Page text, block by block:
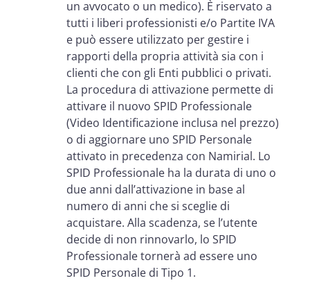
un avvocato o un medico). È riservato a
tutti i liberi professionisti e/o Partite IVA
e può essere utilizzato per gestire i
rapporti della propria attività sia con i
clienti che con gli Enti pubblici o privati.
La procedura di attivazione permette di
attivare il nuovo SPID Professionale
(Video Identificazione inclusa nel prezzo)
o di aggiornare uno SPID Personale
attivato in precedenza con Namirial. Lo
SPID Professionale ha la durata di uno o
due anni dall’attivazione in base al
numero di anni che si sceglie di
acquistare. Alla scadenza, se l’utente
decide di non rinnovarlo, lo SPID
Professionale tornerà ad essere uno
SPID Personale di Tipo 1.